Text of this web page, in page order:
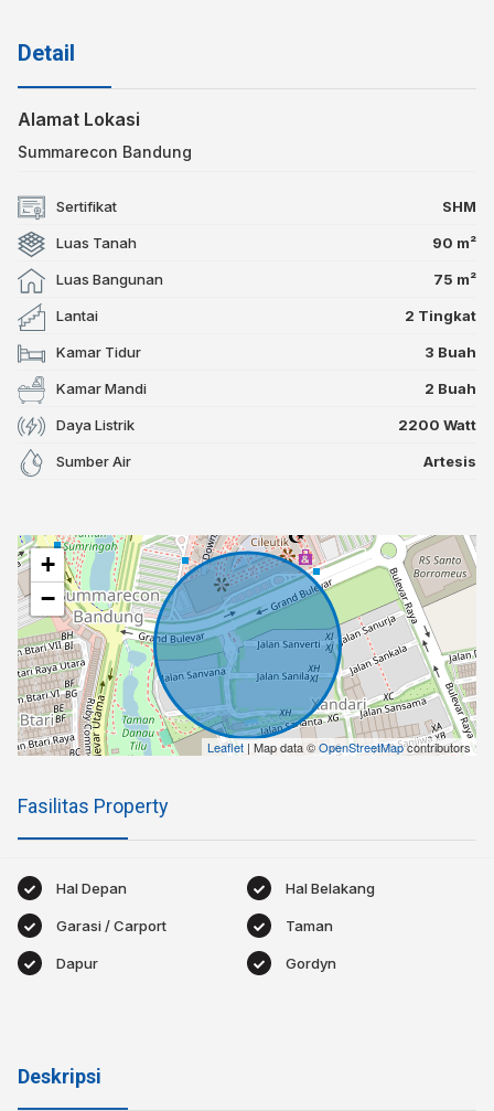
Detail
Alamat Lokasi
Summarecon Bandung
Sertifikat SHM
Luas Tanah 90 m²
Luas Bangunan 75 m²
Lantai 2 Tingkat
Kamar Tidur 3 Buah
Kamar Mandi 2 Buah
Daya Listrik 2200 Watt
Sumber Air Artesis
+
−
Leaflet | Map data ©OpenStreetMapcontributors
Fasilitas Property
Hal Depan Hal Belakang
Garasi / Carport Taman
Dapur Gordyn
Deskripsi